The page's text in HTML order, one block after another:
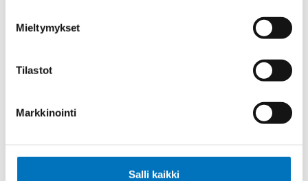
Mieltymykset
Tilastot
Markkinointi
Salli kaikki
Avaimenkuva 1
24
Avaimenkuva 2
[Mm]
6.5
Halkaisija Max.